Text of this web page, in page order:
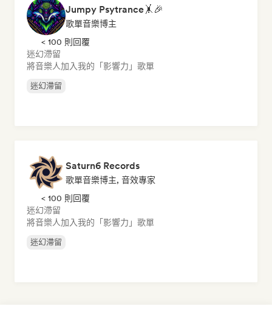
Jumpy Psytrance🤸🎉
歌單音樂博主
< 100 則回覆
迷幻滯留
將音樂人加入我的「影響力」歌單
迷幻滯留
Saturn6 Records
歌單音樂博主, 音效專家
< 100 則回覆
迷幻滯留
將音樂人加入我的「影響力」歌單
迷幻滯留